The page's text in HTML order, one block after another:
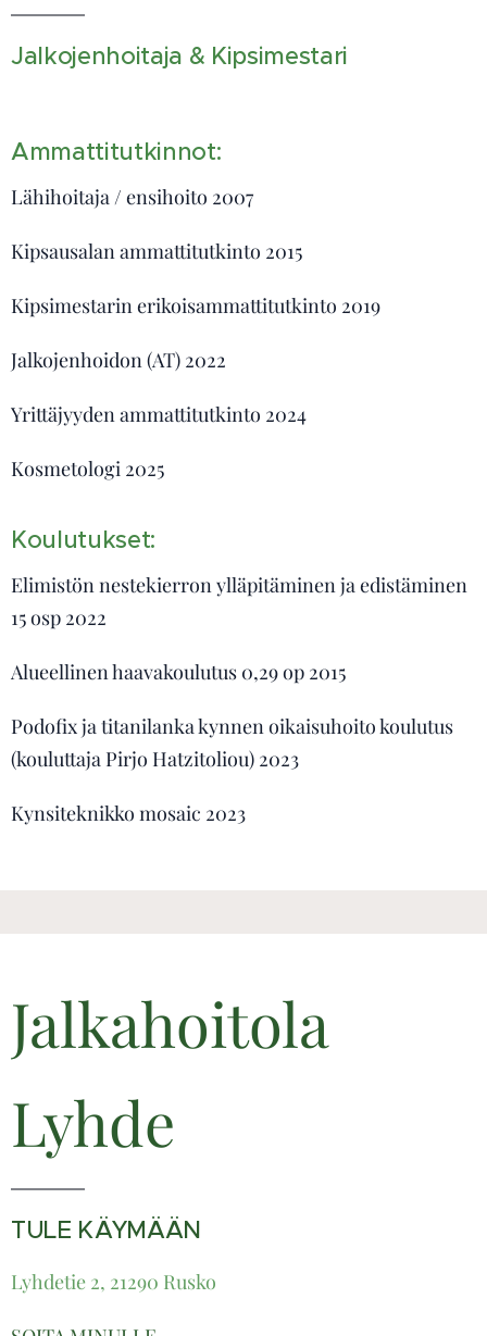
Jalkojenhoitaja & Kipsimestari
Ammattitutkinnot:
Lähihoitaja / ensihoito 2007
Kipsausalan ammattitutkinto 2015
Kipsimestarin erikoisammattitutkinto 2019
Jalkojenhoidon (AT) 2022
Yrittäjyyden ammattitutkinto 2024
Kosmetologi 2025
Koulutukset:
Elimistön nestekierron ylläpitäminen ja edistäminen
15 osp 2022
Alueellinen haavakoulutus 0,29 op 2015
Podofix ja titanilanka kynnen oikaisuhoito koulutus
(kouluttaja Pirjo Hatzitoliou) 2023
Kynsiteknikko mosaic 2023
Jalkahoitola
Lyhde
TULE KÄYMÄÄN
Lyhdetie 2, 21290 Rusko